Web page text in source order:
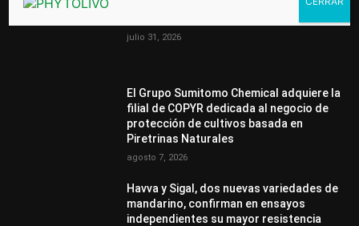
“Nuestra tecnología ayuda a reducir
julio 31, 2026
El Grupo Sumitomo Chemical adquiere la
filial de COPYR dedicada al negocio de
protección de cultivos basada en
Piretrinas Naturales
agosto 7, 2026
Havva y Sigal, dos nuevas variedades de
mandarino, confirman en ensayos
independientes su mayor resistencia